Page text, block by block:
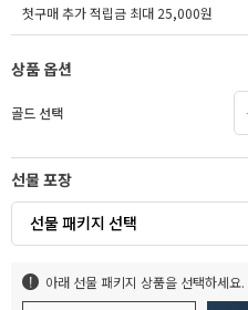
첫구매 추가 적립금 최대 25,000원
상품 옵션
골드 선택
선물 포장
선물 패키지 선택
아래 선물 패키지 상품을 선택하세요.